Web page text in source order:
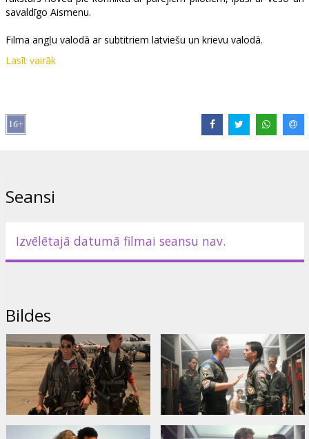
savaldīgo Aismenu.
Filma angļu valodā ar subtitriem latviešu un krievu valodā.
Lomās:
Kelly McGillis,Meg Ryan
Saites:
Lasīt vairāk
Seansi
Izvēlētajā datumā filmai seansu nav.
Bildes